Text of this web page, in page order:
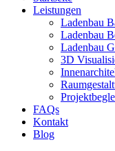
Leistungen
Ladenbau
Ladenbau
Ladenbau
3D
FAQs
Kontakt
Blog